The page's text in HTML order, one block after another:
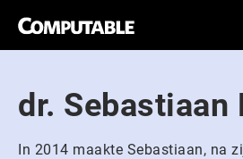
dr. Sebastiaan
In 2014 maakte Sebastiaan, na